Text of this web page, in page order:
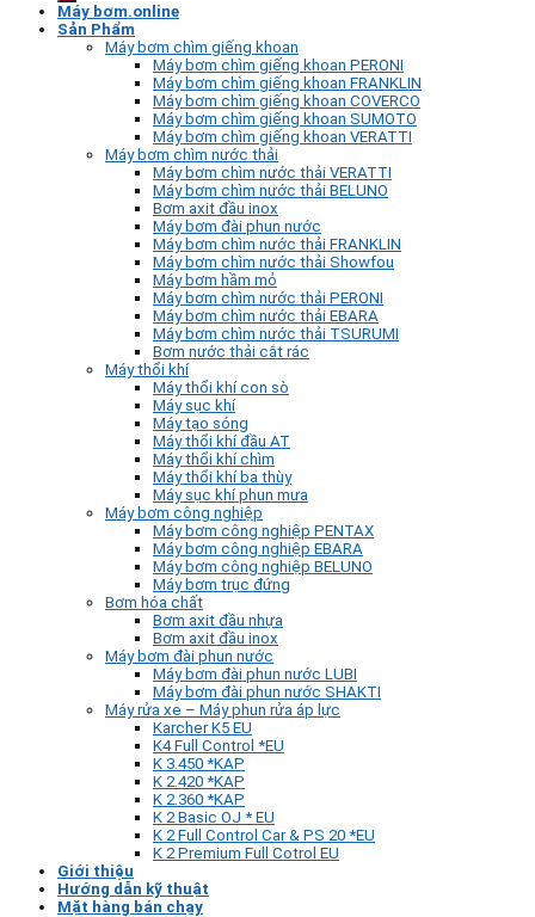
Máy bơm.online
Sản Phẩm
Máy bơm chìm giếng khoan
Máy bơm chìm giếng khoan PERONI
Máy bơm chìm giếng khoan FRANKLIN
Máy bơm chìm giếng khoan COVERCO
Máy bơm chìm giếng khoan SUMOTO
Máy bơm chìm giếng khoan VERATTI
Máy bơm chìm nước thải
Máy bơm chìm nước thải VERATTI
Máy bơm chìm nước thải BELUNO
Bơm axit đầu inox
Máy bơm đài phun nước
Máy bơm chìm nước thải FRANKLIN
Máy bơm chìm nước thải Showfou
Máy bơm hầm mỏ
Máy bơm chìm nước thải PERONI
Máy bơm chìm nước thải EBARA
Máy bơm chìm nước thải TSURUMI
Bơm nước thải cắt rác
Máy thổi khí
Máy thổi khí con sò
Máy sục khí
Máy tạo sóng
Máy thổi khí đầu AT
Máy thổi khí chìm
Máy thổi khí ba thùy
Máy sục khí phun mưa
Máy bơm công nghiệp
Máy bơm công nghiệp PENTAX
Máy bơm công nghiệp EBARA
Máy bơm công nghiệp BELUNO
Máy bơm trục đứng
Bơm hóa chất
Bơm axit đầu nhựa
Bơm axit đầu inox
Máy bơm đài phun nước
Máy bơm đài phun nước LUBI
Máy bơm đài phun nước SHAKTI
Máy rửa xe – Máy phun rửa áp lực
Karcher K5 EU
K4 Full Control *EU
K 3.450 *KAP
K 2.420 *KAP
K 2.360 *KAP
K 2 Basic OJ * EU
K 2 Full Control Car & PS 20 *EU
K 2 Premium Full Cotrol EU
Giới thiệu
Hướng dẫn kỹ thuật
Mặt hàng bán chạy